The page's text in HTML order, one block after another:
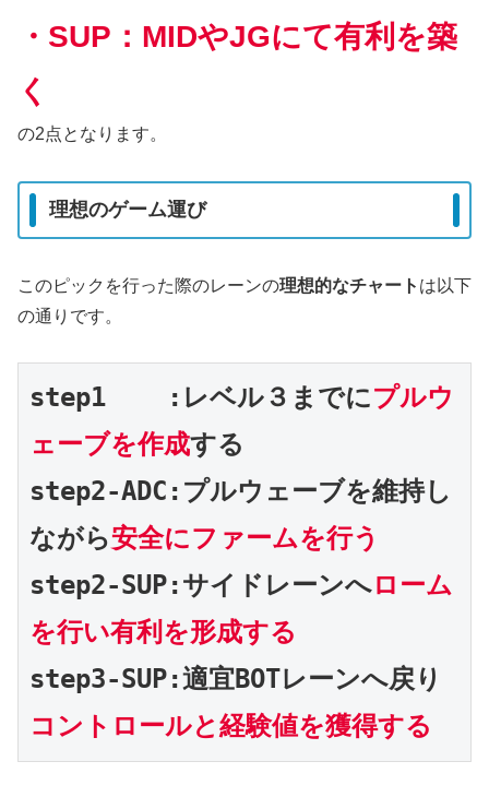
・SUP：MIDやJGにて有利を築
く
の2点となります。
理想のゲーム運び
このピックを行った際のレーンの理想的なチャート は以下
の通りです。
step1    :レベル３までにプルウ
ェーブを作成する
step2-ADC:プルウェーブを維持し
ながら安全にファームを行う
step2-SUP:サイドレーンへローム
を行い有利を形成する
step3-SUP:適宜BOTレーンへ戻り
コントロールと経験値を獲得する